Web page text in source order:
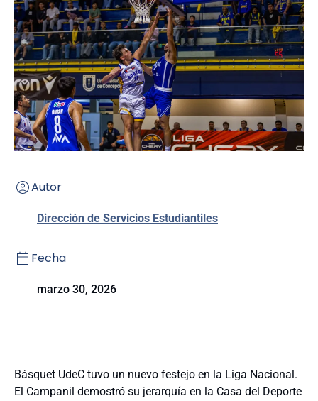
Autor
Dirección de Servicios Estudiantiles
Fecha
marzo 30, 2026
Básquet UdeC tuvo un nuevo festejo en la Liga Nacional.
El Campanil demostró su jerarquía en la Casa del Deporte